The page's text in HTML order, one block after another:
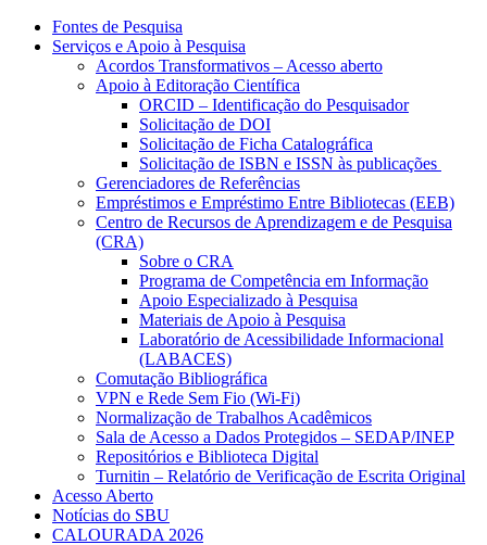
Fontes de Pesquisa
Serviços e Apoio à Pesquisa
Acordos Transformativos – Acesso aberto
Apoio à Editoração Científica
ORCID – Identificação do Pesquisador
Solicitação de DOI
Solicitação de Ficha Catalográfica
Solicitação de ISBN e ISSN às publicações
Gerenciadores de Referências
Empréstimos e Empréstimo Entre Bibliotecas (EEB)
Centro de Recursos de Aprendizagem e de Pesquisa
(CRA)
Sobre o CRA
Programa de Competência em Informação
Apoio Especializado à Pesquisa
Materiais de Apoio à Pesquisa
Laboratório de Acessibilidade Informacional
(LABACES)
Comutação Bibliográfica
VPN e Rede Sem Fio (Wi-Fi)
Normalização de Trabalhos Acadêmicos
Sala de Acesso a Dados Protegidos – SEDAP/INEP
Repositórios e Biblioteca Digital
Turnitin – Relatório de Verificação de Escrita Original
Acesso Aberto
Notícias do SBU
CALOURADA 2026